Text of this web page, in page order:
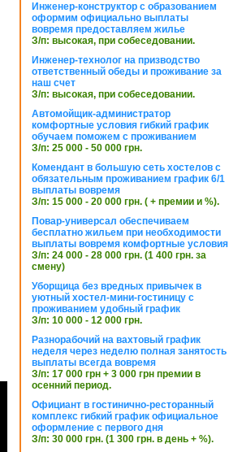
Инженер-конструктор с образованием
оформим официально выплаты
вовремя предоставляем жилье
З/п: высокая, при собеседовании.
Инженер-технолог на призводство
ответственный обеды и проживание за
наш счет
З/п: высокая, при собеседовании.
Автомойщик-администратор
комфортные условия гибкий график
обучаем поможем с проживанием
З/п: 25 000 - 50 000 грн.
Комендант в большую сеть хостелов с
обязательным проживанием график 6/1
выплаты вовремя
З/п: 15 000 - 20 000 грн. ( + премии и %).
Повар-универсал обеспечиваем
бесплатно жильем при необходимости
выплаты вовремя комфортные условия
З/п: 24 000 - 28 000 грн. (1 400 грн. за
смену)
Уборщица без вредных привычек в
уютный хостел-мини-гостиницу с
проживанием удобный график
З/п: 10 000 - 12 000 грн.
Разнорабочий на вахтовый график
неделя через неделю полная занятость
выплаты всегда вовремя
З/п: 17 000 грн + 3 000 грн премии в
осенний период.
Официант в гостинично-ресторанный
комплекс гибкий график официальное
оформление с первого дня
З/п: 30 000 грн. (1 300 грн. в день + %).